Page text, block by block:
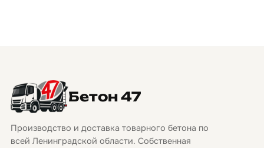
Бетон 47
Производство и доставка товарного бетона по
всей Ленинградской области. Собственная